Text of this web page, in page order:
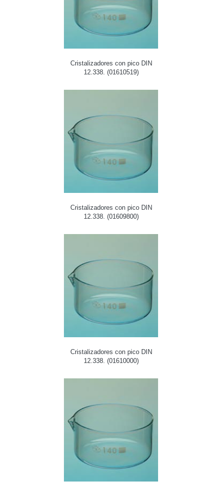
Cristalizadores con pico DIN
12.338. (01610519)
Cristalizadores con pico DIN
12.338. (01609800)
Cristalizadores con pico DIN
12.338. (01610000)